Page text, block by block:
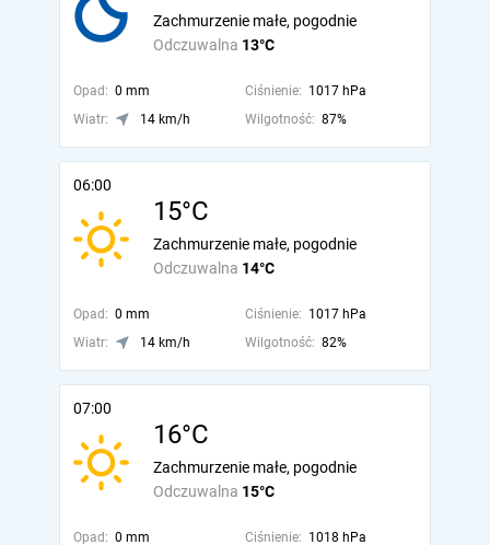
Odczuwalna 13°C
Zachmurzenie małe, pogodnie
Opad: 0 mm Ciśnienie: 1017 hPa
Wiatr:
14 km/h Wilgotność: 87%
06:00
15°C
Odczuwalna 14°C
Zachmurzenie małe, pogodnie
Opad: 0 mm Ciśnienie: 1017 hPa
Wiatr:
14 km/h Wilgotność: 82%
07:00
16°C
Odczuwalna 15°C
Zachmurzenie małe, pogodnie
Opad: 0 mm Ciśnienie: 1018 hPa